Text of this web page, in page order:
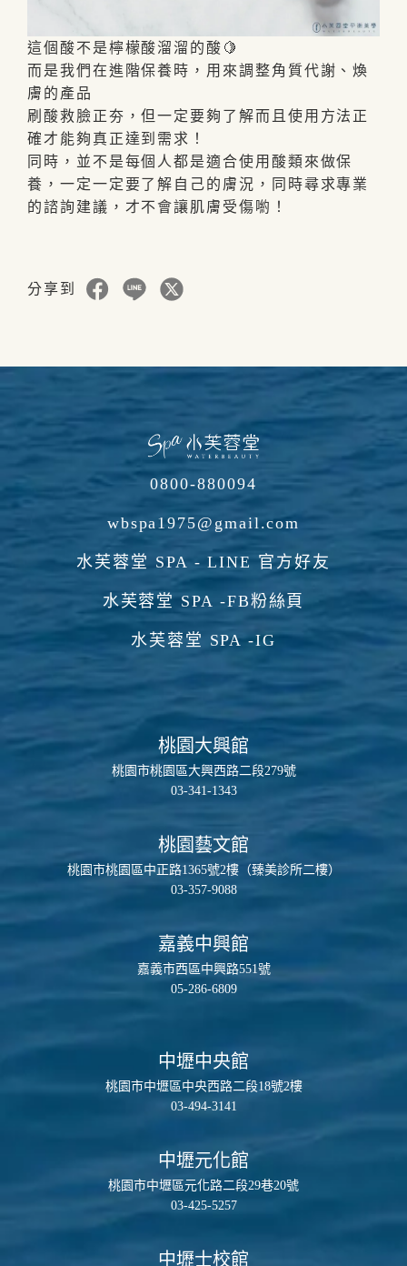
這個酸不是檸檬酸溜溜的酸🍋
而是我們在進階保養時，用來調整角質代謝、煥
膚的產品
刷酸救臉正夯，但一定要夠了解而且使用方法正
確才能夠真正達到需求！
同時，並不是每個人都是適合使用酸類來做保
養，一定一定要了解自己的膚況，同時尋求專業
的諮詢建議，才不會讓肌膚受傷喲！
分享到
0800-880094
wbspa1975@gmail.com
水芙蓉堂 SPA - LINE 官方好友
水芙蓉堂 SPA -FB粉絲頁
水芙蓉堂 SPA -IG
桃園大興館
桃園市桃園區大興西路二段279號
03-341-1343
桃園藝文館
桃園市桃園區中正路1365號2樓（臻美診所二樓）
03-357-9088
嘉義中興館
嘉義市西區中興路551號
05-286-6809
中壢中央館
桃園市中壢區中央西路二段18號2樓
03-494-3141
中壢元化館
桃園市中壢區元化路二段29巷20號
03-425-5257
中壢士校館